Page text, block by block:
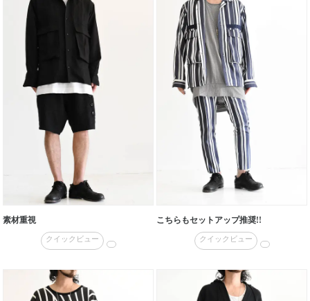
素材重視
クイックビュー
こちらもセットアップ推奨!!
クイックビュー